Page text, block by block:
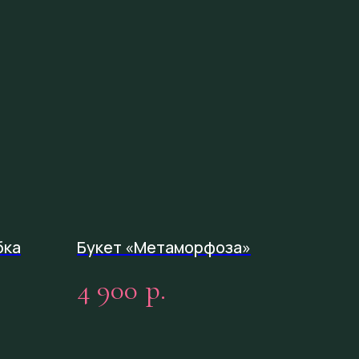
Букет «Метаморфоза»
4 900 р.